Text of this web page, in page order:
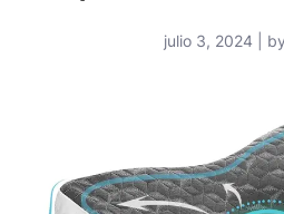
julio 3, 2024 |